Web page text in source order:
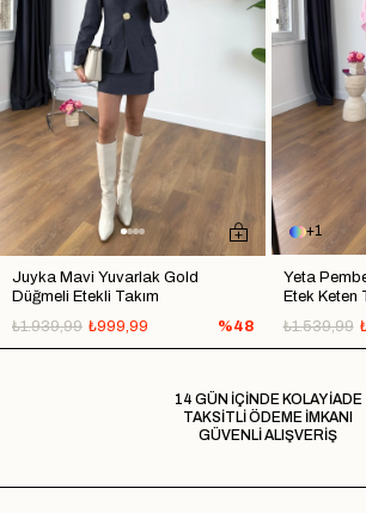
Juyka Mavi Yuvarlak Gold
Düğmeli Etekli Takım
₺999,99
₺1.939,99 %48
1
Yeta
Etek Keten
₺1.539,99
14 GÜN İÇİNDE KOLAY İADE
TAKSİTLİ ÖDEME İMKANI
GÜVENLİ ALIŞVERİŞ